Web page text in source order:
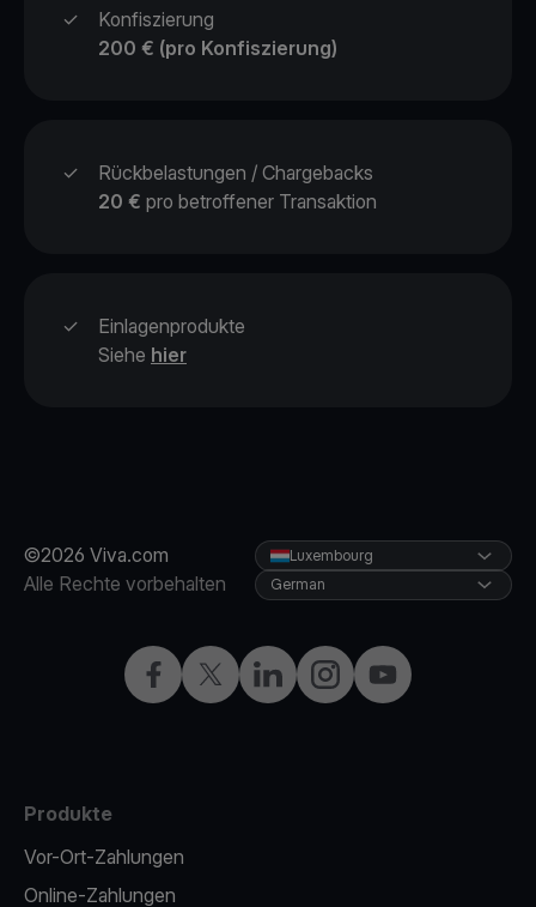
✓
Konfiszierung
200 € (pro Konfiszierung)
✓
Rückbelastungen / Chargebacks
20 € pro betroffener Transaktion
✓
Einlagenprodukte
Siehe hier
©2026 Viva.com
Alle Rechte vorbehalten
Facebook
X LinkedInInstagramYouTube
Luxembourg
German
Produkte
Vor-Ort-Zahlungen
Online-Zahlungen